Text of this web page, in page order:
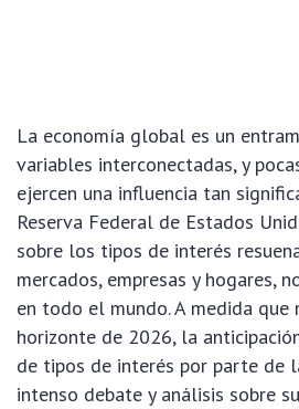
La economía global es un
variables interconectadas, y
ejercen una influencia tan
Reserva Federal de Estados
sobre los tipos de interés
mercados, empresas y hogares,
en todo el mundo. A medida
horizonte de 2026, la
de tipos de interés por parte de
intenso debate y análisis sobre